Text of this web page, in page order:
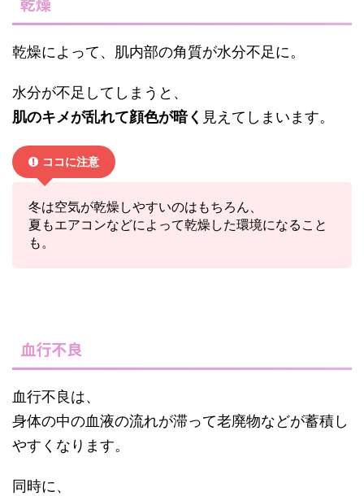
乾燥によって、肌内部の角質が水分不足に。
水分が不足してしまうと、
肌のキメが乱れて顔色が暗く 見えてしまいます。
ココに注意
冬は空気が乾燥しやすいのはもちろん、
夏もエアコンなどによって乾燥した環境になること
も。
血行不良
血行不良は、
身体の中の血液の流れが滞って老廃物などが蓄積し
やすくなります。
同時に、